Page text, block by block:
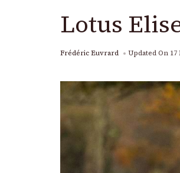
Lotus
Frédéric Euvrard Updated On 17